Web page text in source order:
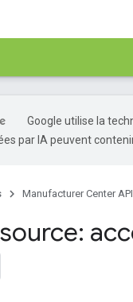
Google utilise la
par IA peuvent
Manufacturer Center API